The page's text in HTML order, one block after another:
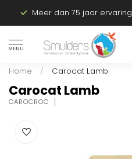
Meer dan 75 jaar ervaring
MENU
Home / Carocat Lamb
Carocat Lamb
CAROCROC